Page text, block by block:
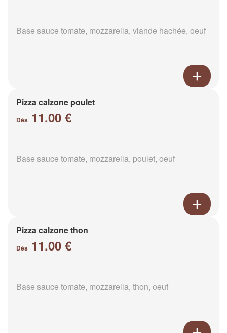
Base sauce tomate, mozzarella, viande hachée, oeuf
Pizza calzone poulet
Dès 11.00 €
Base sauce tomate, mozzarella, poulet, oeuf
Pizza calzone thon
Dès 11.00 €
Base sauce tomate, mozzarella, thon, oeuf